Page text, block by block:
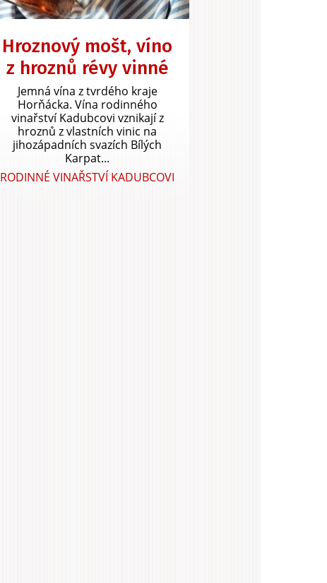
Hroznový mošt, víno
z hroznů révy vinné
Jemná vína z tvrdého kraje
Horňácka. Vína rodinného
vinařství Kadubcovi vznikají z
hroznů z vlastních vinic na
jihozápadních svazích Bílých
Karpat...
RODINNÉ VINAŘSTVÍ KADUBCOVI